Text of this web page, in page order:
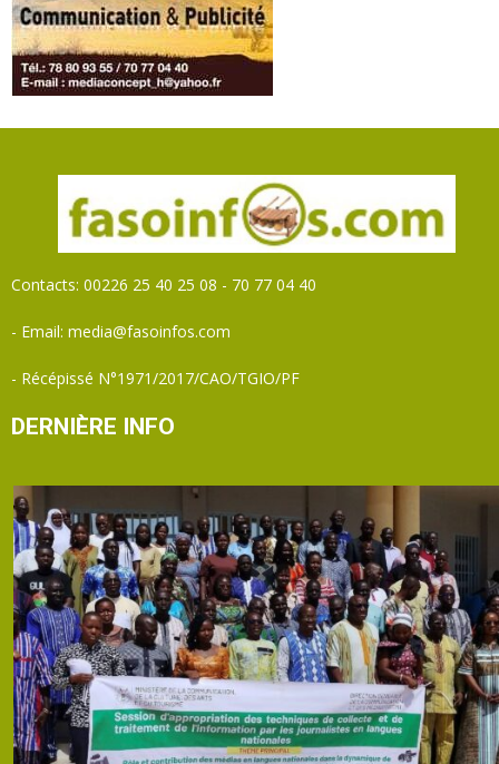
Contacts: 00226 25 40 25 08 - 70 77 04 40
- Email: media@fasoinfos.com
- Récépissé N°1971/2017/CAO/TGIO/PF
DERNIÈRE INFO